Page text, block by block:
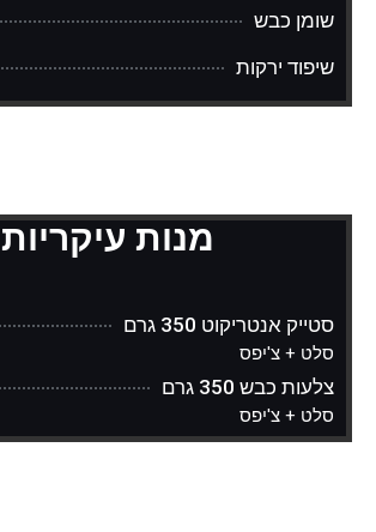
שומן כבש
שיפוד ירקות
מנות עיקריות
סטייק אנטריקוט 350 גרם
סלט + צ'יפס
צלעות כבש 350 גרם
סלט + צ'יפס